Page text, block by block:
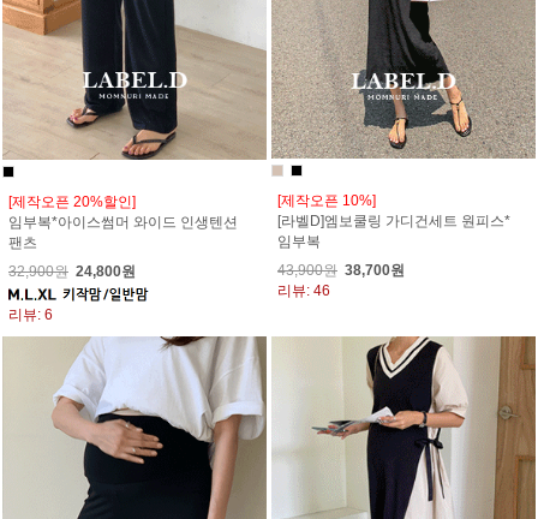
[제작오픈 20%할인]
임부복*아이스썸머 와이드 인생텐션
팬츠
32,900원 24,800원
리뷰: 6
[제작오픈 10%]
[라벨D]엠보쿨링 가디건세트 원피스*
임부복
43,900원 38,700원
리뷰: 46